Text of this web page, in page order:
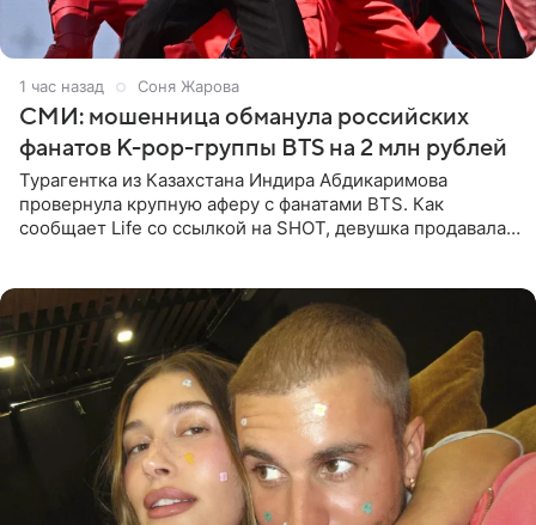
1 час назад Соня Жарова
СМИ: мошенница обманула российских
фанатов K-pop-группы BTS на 2 млн рублей
Турагентка из Казахстана Индира Абдикаримова
провернула крупную аферу с фанатами BTS. Как
сообщает Life со ссылкой на SHOT, девушка продавала